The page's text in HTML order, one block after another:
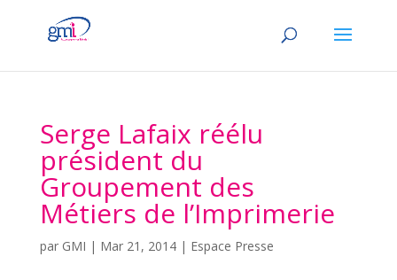
Serge Lafaix réélu
président du
Groupement des
Métiers de l’Imprimerie
par GMI | Mar 21, 2014| Espace Presse